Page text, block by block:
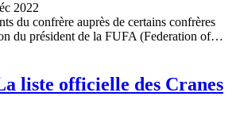
2022
du confrère auprès de certains confrères
du président de la FUFA (Federation of…
liste officielle des Cranes